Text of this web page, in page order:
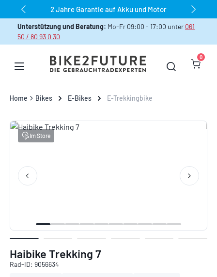
Zum Hauptinhalt springendauerhaft über 1.000 Bikes sofort verfügbar
Unterstützung und Beratung: Mo-Fr 09:00 - 17:00 unter 061
50 / 80 93 0 30
0
Home Bikes E-Bikes E-Trekkingbike
Bildergalerie überspringen
Im Store
Haibike Trekking 7
Rad-ID: 9056634